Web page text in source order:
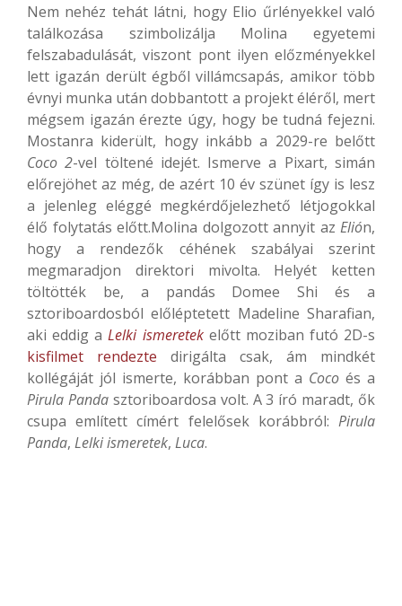
Nem nehéz tehát látni, hogy Elio űrlényekkel való
találkozása szimbolizálja Molina egyetemi
felszabadulását, viszont pont ilyen előzményekkel
lett igazán derült égből villámcsapás, amikor több
évnyi munka után dobbantott a projekt éléről, mert
mégsem igazán érezte úgy, hogy be tudná fejezni.
Mostanra kiderült, hogy inkább a 2029-re belőtt
Coco 2-vel töltené idejét. Ismerve a Pixart, simán
előrejöhet az még, de azért 10 év szünet így is lesz
a jelenleg eléggé megkérdőjelezhető létjogokkal
élő folytatás előtt.Molina dolgozott annyit az Elión,
hogy a rendezők céhének szabályai szerint
megmaradjon direktori mivolta. Helyét ketten
töltötték be, a pandás Domee Shi és a
sztoriboardosból előléptetett Madeline Sharafian,
aki eddig aLelki ismeretekelőtt moziban futó 2D-s
kisfilmet rendezte dirigálta csak, ám mindkét
kollégáját jól ismerte, korábban pont a Coco és a
Pirula Pandasztoriboardosa volt. A 3 író maradt, ők
csupa említett címért felelősek korábbról: Pirula
Panda, Lelki ismeretek, Luca.